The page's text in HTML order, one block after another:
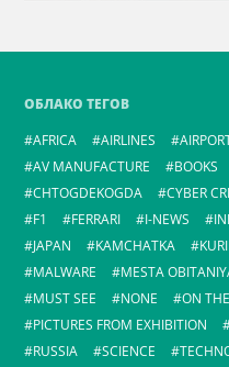
ОБЛАКО ТЕГОВ
AFRICA
AIRLINES
AV MANUFACTURE
BOOKS
CHTOGDEKOGDA
CYBER
F1
FERRARI I-NEWS
JAPAN
KAMCHATKA
MALWARE
MESTA
MUST SEE
NONE
ON
PICTURES FROM EXHIBITION
RUSSIA
SCIENCE